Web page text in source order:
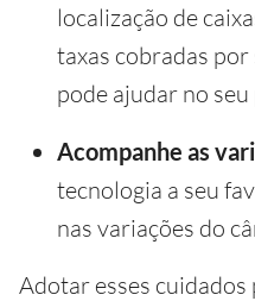
localização de
taxas cobradas
pode ajudar no
Acompanhe as
tecnologia a seu
nas variações do
Adotar esses cuidados